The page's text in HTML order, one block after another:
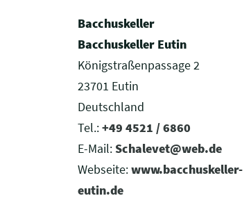
Bacchuskeller
Bacchuskeller Eutin
Königstraßenpassage 2
23701 Eutin
Deutschland
Tel.:+49 4521 / 6860
E-Mail:Schalevet@web.de
Webseite:www.bacchuskeller-
eutin.de